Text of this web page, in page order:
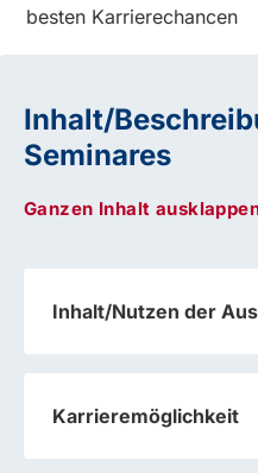
besten Karrierechancen
Inhalt/
Seminares
Ganzen Inhalt
Inhalt/Nutzen der
Karrieremöglichkeit